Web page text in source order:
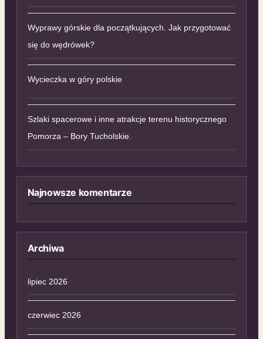
Wyprawy górskie dla początkujących. Jak przygotować
się do wędrówek?
Wycieczka w góry polskie
Szlaki spacerowe i inne atrakcje terenu historycznego
Pomorza – Bory Tucholskie.
Najnowsze komentarze
Archiwa
lipiec 2026
czerwiec 2026